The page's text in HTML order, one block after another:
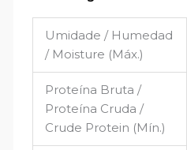
Umidade / Humedad
/ Moisture (Máx.)
Proteína Bruta /
Proteína Cruda /
Crude Protein (Mín.)